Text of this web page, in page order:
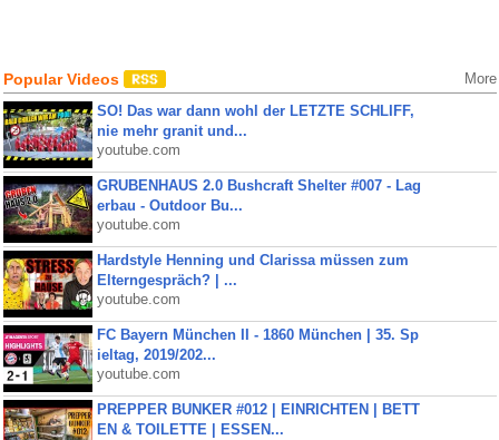
Popular Videos More
SO! Das war dann wohl der LETZTE SCHLIFF,
nie mehr granit und...
youtube.com
GRUBENHAUS 2.0 Bushcraft Shelter #007 - Lag
erbau - Outdoor Bu...
youtube.com
Hardstyle Henning und Clarissa müssen zum
Elterngespräch? | ...
youtube.com
FC Bayern München II - 1860 München | 35. Sp
ieltag, 2019/202...
youtube.com
PREPPER BUNKER #012 | EINRICHTEN | BETT
EN & TOILETTE | ESSEN...